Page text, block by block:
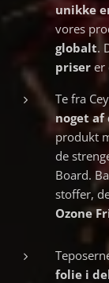
unikke
vores
globalt.
priser er
Te fra
noget
produkt
de
Board.
stoffer,
Ozone
folie i